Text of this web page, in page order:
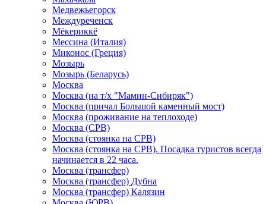
Медвежьегорск
Междуреченск
Мёкериккё
Мессина (Италия)
Миконос (Греция)
Мозырь
Мозырь (Беларусь)
Москва
Москва (на т/х "Мамин-Сибиряк")
Москва (причал Большой каменный мост)
Москва (проживание на теплоходе)
Москва (СРВ)
Москва (стоянка на СРВ)
Москва (стоянка на СРВ). Посадка туристов всегда
начинается в 22 часа.
Москва (трансфер)
Москва (трансфер) Дубна
Москва (трансфер) Калязин